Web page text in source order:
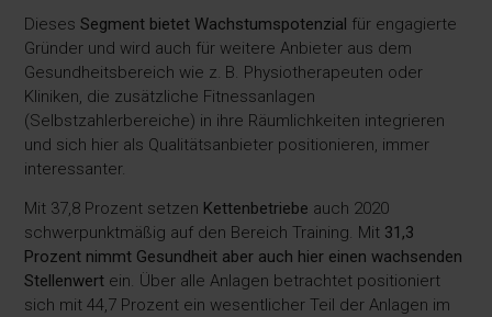
DiesesSegment bietet Wachstumspotenzial für engagierte
Gründer und wird auch für weitere Anbieter aus dem
Gesundheitsbereich wie z. B. Physiotherapeuten oder
Kliniken, die zusätzliche Fitnessanlagen
(Selbstzahlerbereiche) in ihre Räumlichkeiten integrieren
und sich hier als Qualitätsanbieter positionieren, immer
interessanter.
Mit 37,8 Prozent setzen Kettenbetriebe auch 2020
schwerpunktmäßig auf den Bereich Training. Mit 31,3
Prozent nimmt Gesundheit aber auch hier einen wachsenden
Stellenwert ein. Über alle Anlagen betrachtet positioniert
sich mit 44,7 Prozent ein wesentlicher Teil der Anlagen im